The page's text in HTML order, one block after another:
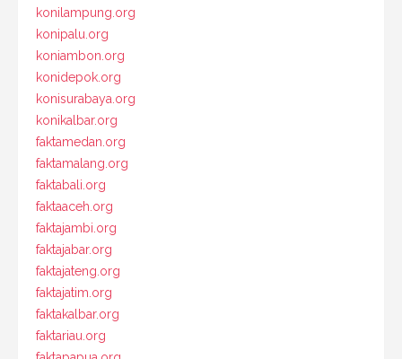
konilampung.org
konipalu.org
koniambon.org
konidepok.org
konisurabaya.org
konikalbar.org
faktamedan.org
faktamalang.org
faktabali.org
faktaaceh.org
faktajambi.org
faktajabar.org
faktajateng.org
faktajatim.org
faktakalbar.org
faktariau.org